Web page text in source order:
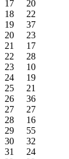
17
20
18
22
19
37
20
23
21
17
22
28
23
10
24
19
25
21
26
36
27
27
28
16
29
55
30
32
31
24